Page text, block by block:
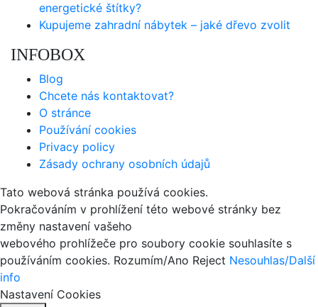
energetické štítky?
Kupujeme zahradní nábytek – jaké dřevo zvolit
INFOBOX
Blog
Chcete nás kontaktovat?
O stránce
Používání cookies
Privacy policy
Zásady ochrany osobních údajů
Tato webová stránka používá cookies.
Pokračováním v prohlížení této webové stránky bez
změny nastavení vašeho
webového prohlížeče pro soubory cookie souhlasíte s
používáním cookies. Rozumím/Ano Reject Nesouhlas/Další
info
Nastavení Cookies